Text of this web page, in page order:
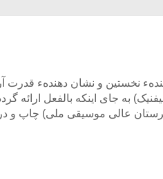
نخستین و نشان‏ دهندهء قدرت
به جای اینکه بالفعل ارائه
عالی موسیقی ملی) چاپ